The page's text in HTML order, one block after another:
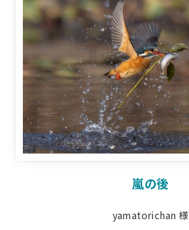
嵐の後
yamatorichan 様